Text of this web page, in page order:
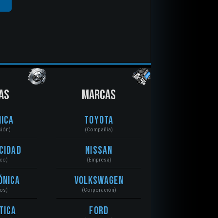
MARCAS
Toyota
(Compañía)
Nissan
(Empresa)
Volkswagen
(Corporación)
Ford